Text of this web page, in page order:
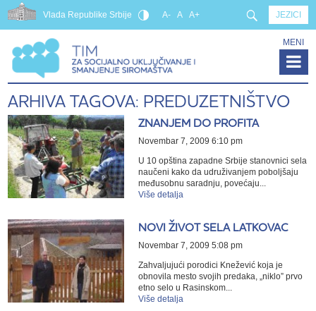
Vlada Republike Srbije JEZICI
A- A A+
MENI
ARHIVA TAGOVA: PREDUZETNIŠTVO
ZNANJEM DO PROFITA
Novembar 7, 2009 6:10 pm
U 10 opština zapadne Srbije stanovnici sela
naučeni kako da udruživanjem poboljšaju
međusobnu saradnju, povećaju...
Više detalja
NOVI ŽIVOT SELA LATKOVAC
Novembar 7, 2009 5:08 pm
Zahvaljujući porodici Knežević koja je
obnovila mesto svojih predaka, „niklo” prvo
etno selo u Rasinskom...
Više detalja